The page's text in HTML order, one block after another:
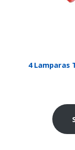
4 Lamparas